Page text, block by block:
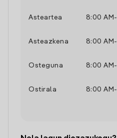
Asteartea
8:00 AM -
Asteazkena
8:00 AM -
Osteguna
8:00 AM -
Ostirala
8:00 AM -